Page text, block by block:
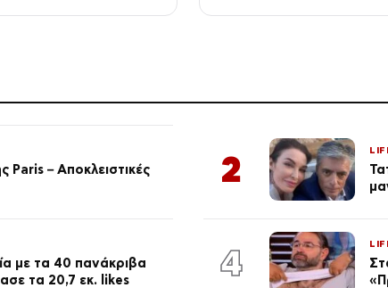
– Αποκλειστικές
2
με τα 40 πανάκριβα
τα 20,7 εκ. likes
4